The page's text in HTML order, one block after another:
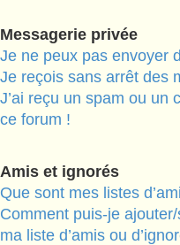
Messagerie privée
Je ne peux pas envoyer
Je reçois sans arrêt des
J’ai reçu un spam ou un
ce forum !
Amis et ignorés
Que sont mes listes
Comment puis-je
ma liste d’amis ou